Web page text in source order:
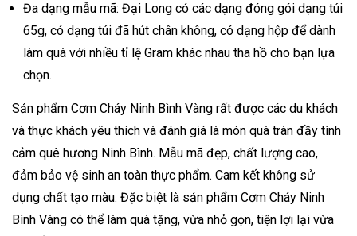
Đa dạng mẫu mã: Đại Long có các dạng đóng gói dạng túi
65g, có dạng túi đã hút chân không, có dạng hộp để dành
làm quà với nhiều tỉ lệ Gram khác nhau tha hồ cho bạn lựa
chọn.
Sản phẩm Cơm Cháy Ninh Bình Vàng rất được các du khách
và thực khách yêu thích và đánh giá là món quà tràn đầy tình
cảm quê hương Ninh Bình. Mẫu mã đẹp, chất lượng cao,
đảm bảo vệ sinh an toàn thực phẩm. Cam kết không sử
dụng chất tạo màu. Đặc biệt là sản phẩm Cơm Cháy Ninh
Bình Vàng có thể làm quà tặng, vừa nhỏ gọn, tiện lợi lại vừa